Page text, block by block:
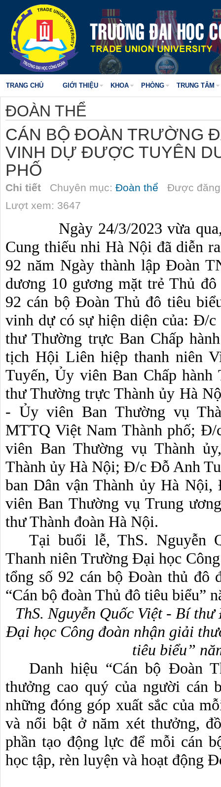
TRANG CHỦ GIỚI THIỆU KHOA PHÒNG TRUNG TÂM
ĐOÀN THỂ
CÁN BỘ ĐOÀN TRƯỜNG
VINH DỰ ĐƯỢC TUYÊN
PHỐ
Chi tiết Chuyên mục: Đoàn thể Được
Lượt xem: 3647
Ngày 24/3/2023 vừa
Cung thiếu nhi Hà Nội đã diễn
92 năm Ngày thành lập Đoàn
dương 10 gương mặt trẻ Thủ
92 cán bộ Đoàn Thủ đô tiêu
vinh dự có sự hiện diện của: Đ/
thư Thường trực Ban Chấp
tịch Hội Liên hiệp thanh niên
Tuyến, Ủy viên Ban Chấp
thư Thường trực Thành ủy Hà
- Ủy viên Ban Thường vụ
MTTQ Việt Nam Thành phố;
viên Ban Thường vụ Thành
Thành ủy Hà Nội; Đ/c Đỗ Anh
ban Dân vận Thành ủy Hà
viên Ban Thường vụ Trung
thư Thành đoàn Hà Nội.
Tại buổi lễ, ThS. Nguyễn
Thanh niên Trường Đại học
tổng số 92 cán bộ Đoàn thủ đô
“Cán bộ đoàn Thủ đô tiêu biểu”
ThS. Nguyễn Quốc Việt - Bí
Đại học Công đoàn nhận giải
tiêu biểu”
Danh hiệu “Cán bộ Đoàn
thưởng cao quý của người cán
những đóng góp xuất sắc của
và nổi bật ở năm xét thưởng,
phần tạo động lực để mỗi cán
học tập, rèn luyện và hoạt động